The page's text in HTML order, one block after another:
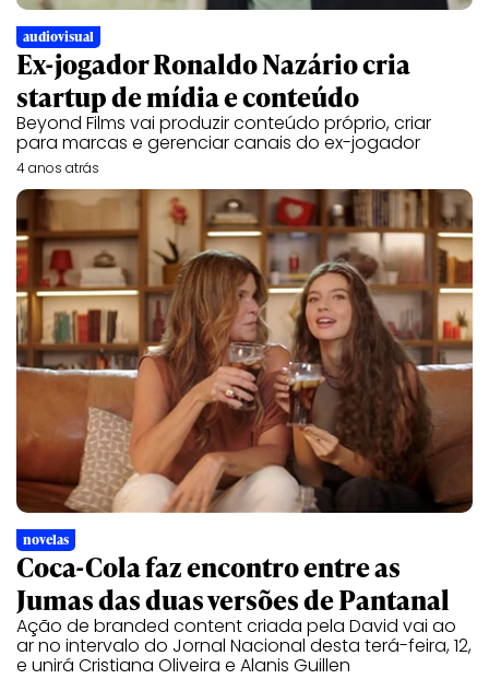
audiovisual
Ex-jogador Ronaldo Nazário cria
startup de mídia e conteúdo
Beyond Films vai produzir conteúdo próprio, criar
para marcas e gerenciar canais do ex-jogador
4 anos atrás
novelas
Coca-Cola faz encontro entre as
Jumas das duas versões de Pantanal
Ação de branded content criada pela David vai ao
ar no intervalo do Jornal Nacional desta terá-feira, 12,
e unirá Cristiana Oliveira e Alanis Guillen